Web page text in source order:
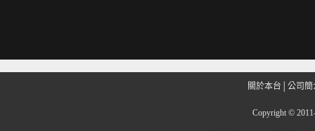
關於本台 公司簡
Copyright ©